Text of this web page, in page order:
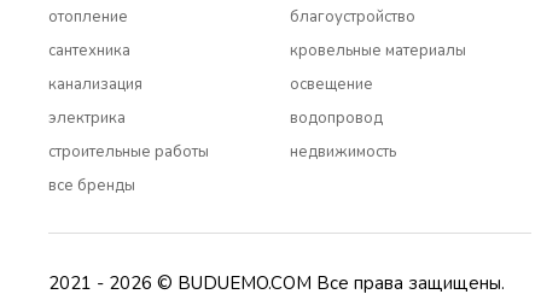
отопление
сантехника
канализация
электрика
строительные работы
все бренды
благоустройство
кровельные материалы
освещение
водопровод
недвижимость
2021 - 2026 © BUDUEMO.COM Все права защищены.